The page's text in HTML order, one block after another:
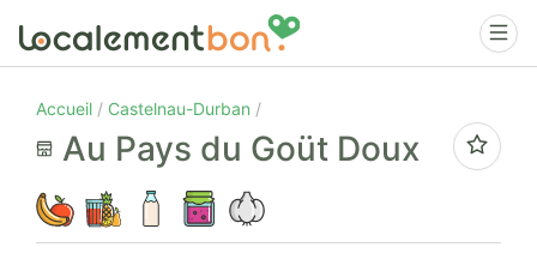
Accueil Castelnau-Durban
Au Pays du Goüt Doux